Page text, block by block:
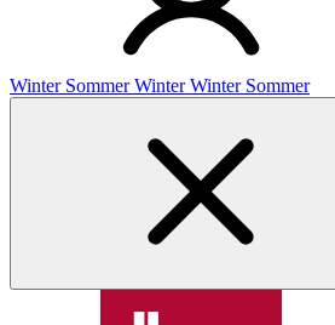
Winter Sommer Winter Winter Sommer